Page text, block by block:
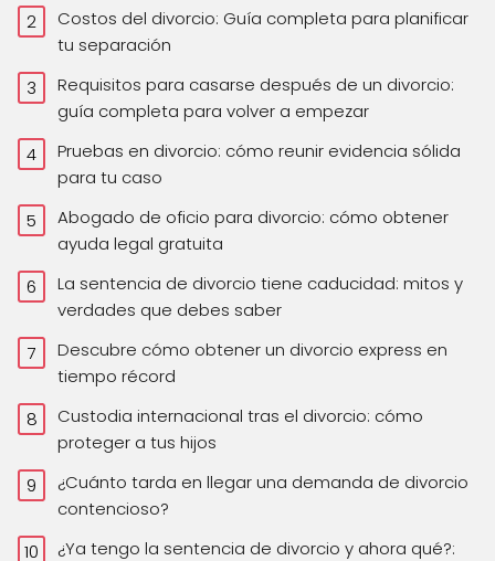
Costos del divorcio: Guía completa para planificar
tu separación
Requisitos para casarse después de un divorcio:
guía completa para volver a empezar
Pruebas en divorcio: cómo reunir evidencia sólida
para tu caso
Abogado de oficio para divorcio: cómo obtener
ayuda legal gratuita
La sentencia de divorcio tiene caducidad: mitos y
verdades que debes saber
Descubre cómo obtener un divorcio express en
tiempo récord
Custodia internacional tras el divorcio: cómo
proteger a tus hijos
¿Cuánto tarda en llegar una demanda de divorcio
contencioso?
¿Ya tengo la sentencia de divorcio y ahora qué?: